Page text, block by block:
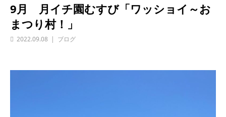
9月 月イチ園むすび「ワッショイ～お
まつり村！」
2022.09.08 ブログ